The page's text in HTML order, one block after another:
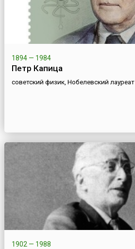
1894 — 1984
Петр Капица
советский физик, Нобелевский лауреат
1902 — 1988